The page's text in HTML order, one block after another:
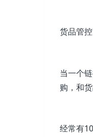
货品管
当一个
购，和
经常有